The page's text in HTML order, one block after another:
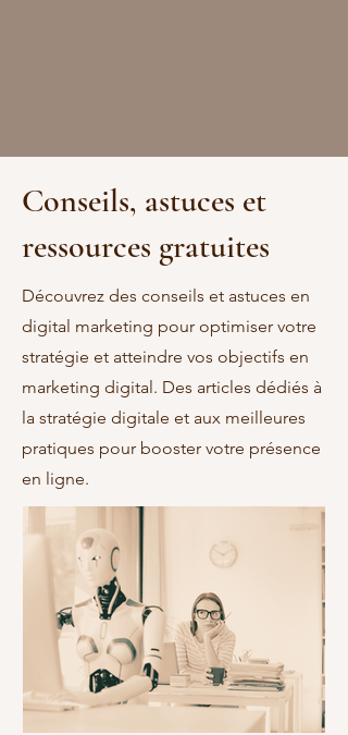
Conseils, astuces et
ressources gratuites
Découvrez des conseils et astuces en
digital marketing pour optimiser votre
stratégie et atteindre vos objectifs en
marketing digital. Des articles dédiés à
la stratégie digitale et aux meilleures
pratiques pour booster votre présence
en ligne.